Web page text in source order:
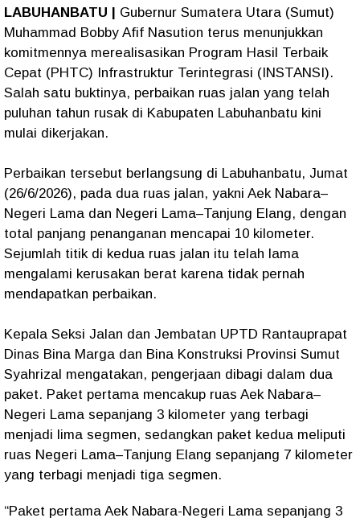
LABUHANBATU | Gubernur Sumatera Utara (Sumut)
Muhammad Bobby Afif Nasution terus menunjukkan
komitmennya merealisasikan Program Hasil Terbaik
Cepat (PHTC) Infrastruktur Terintegrasi (INSTANSI).
Salah satu buktinya, perbaikan ruas jalan yang telah
puluhan tahun rusak di Kabupaten Labuhanbatu kini
mulai dikerjakan.
Perbaikan tersebut berlangsung di Labuhanbatu, Jumat
(26/6/2026), pada dua ruas jalan, yakni Aek Nabara–
Negeri Lama dan Negeri Lama–Tanjung Elang, dengan
total panjang penanganan mencapai 10 kilometer.
Sejumlah titik di kedua ruas jalan itu telah lama
mengalami kerusakan berat karena tidak pernah
mendapatkan perbaikan.
Kepala Seksi Jalan dan Jembatan UPTD Rantauprapat
Dinas Bina Marga dan Bina Konstruksi Provinsi Sumut
Syahrizal mengatakan, pengerjaan dibagi dalam dua
paket. Paket pertama mencakup ruas Aek Nabara–
Negeri Lama sepanjang 3 kilometer yang terbagi
menjadi lima segmen, sedangkan paket kedua meliputi
ruas Negeri Lama–Tanjung Elang sepanjang 7 kilometer
yang terbagi menjadi tiga segmen.
“Paket pertama Aek Nabara-Negeri Lama sepanjang 3